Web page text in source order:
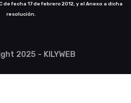
de fecha 17 de febrero 2012, y el Anexo a dicha
resolución.
2025 - KILYWEB